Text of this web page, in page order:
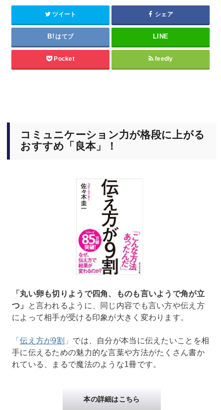
ツイート シェア
はてブ
Pocket feedly
コミュニケーション力が格段に上がる
おすすめ「良本」！
「丸い卵も切りようで四角、ものも言いようで角が立
つ」
と言われるように、同じ内容でも言い方や伝え方
によって相手が受ける印象が大きく変わります。
「伝え方が9割 」 では、自分が本当に伝えたいことを相
手に伝えるための魅力的な言葉や方法がたくさん書か
れている、まるで魔法のような1冊です。
本の詳細はこちら